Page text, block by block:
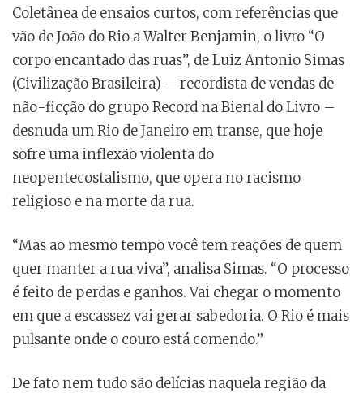
Coletânea de ensaios curtos, com referências que
vão de João do Rio a Walter Benjamin, o livro “O
corpo encantado das ruas”, de Luiz Antonio Simas
(Civilização Brasileira) – recordista de vendas de
não-ficção do grupo Record na Bienal do Livro –
desnuda um Rio de Janeiro em transe, que hoje
sofre uma inflexão violenta do
neopentecostalismo, que opera no racismo
religioso e na morte da rua.
“Mas ao mesmo tempo você tem reações de quem
quer manter a rua viva”, analisa Simas. “O processo
é feito de perdas e ganhos. Vai chegar o momento
em que a escassez vai gerar sabedoria. O Rio é mais
pulsante onde o couro está comendo.”
De fato nem tudo são delícias naquela região da